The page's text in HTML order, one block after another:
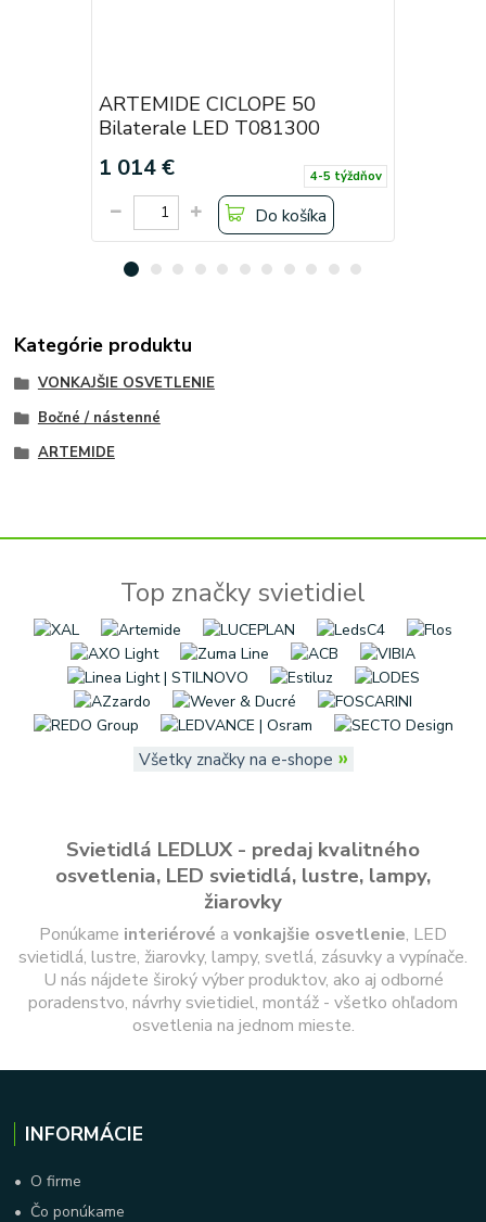
ARTEMIDE CICLOPE 50
Bilaterale LED T081300
1 014 € 4-5 týždňov
Do košíka
Kategórie produktu
VONKAJŠIE OSVETLENIE
Bočné / nástenné
ARTEMIDE
Top značky svietidiel
Všetky značky na e-shope »
Svietidlá LEDLUX - predaj kvalitného
osvetlenia, LED svietidlá, lustre, lampy,
žiarovky
Ponúkame interiérové a vonkajšie osvetlenie, LED
svietidlá, lustre, žiarovky, lampy, svetlá, zásuvky a vypínače.
U nás nájdete široký výber produktov, ako aj odborné
poradenstvo, návrhy svietidiel, montáž - všetko ohľadom
osvetlenia na jednom mieste.
INFORMÁCIE
• O firme
• Čo ponúkame